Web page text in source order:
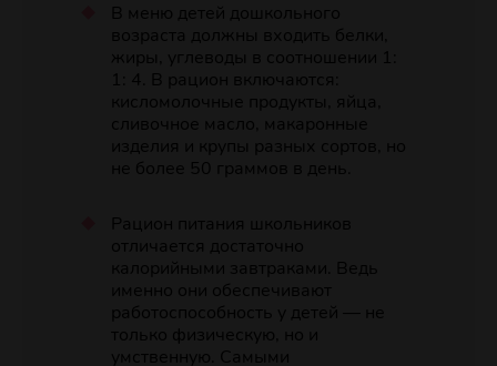
В меню детей дошкольного
возраста должны входить белки,
жиры, углеводы в соотношении 1:
1: 4. В рацион включаются:
кисломолочные продукты, яйца,
сливочное масло, макаронные
изделия и крупы разных сортов, но
не более 50 граммов в день.
Рацион питания школьников
отличается достаточно
калорийными завтраками. Ведь
именно они обеспечивают
работоспособность у детей — не
только физическую, но и
умственную. Самыми